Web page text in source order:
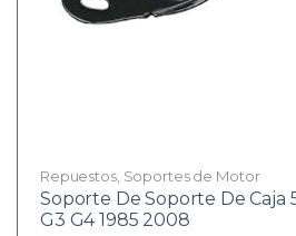
Repuestos, Soportes de Motor
Soporte De Soporte De Caja
G3 G4 1985 2008